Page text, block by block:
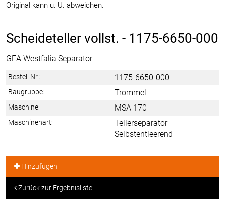
Original kann u. U. abweichen.
Scheideteller vollst. - 1175-6650-000
GEA Westfalia Separator
Bestell Nr.: 1175-6650-000
Baugruppe: Trommel
Maschine: MSA 170
Maschinenart:
Tellerseparator
Selbstentleerend
Hinzufügen
Zurück zur Ergebnisliste